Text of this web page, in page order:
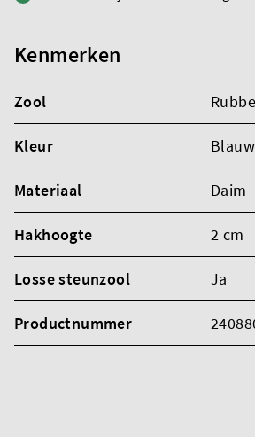
Kenmerken
Zool
Kleur Blauw
Materiaal Daim
Hakhoogte 2 cm
Losse steunzool Ja
Productnummer